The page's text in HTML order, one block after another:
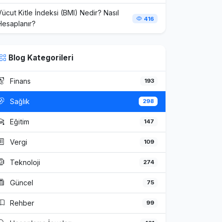
Kitle İndeksi (BMI) Nedir? Nasıl
416
Blog Kategorileri
Finans 193
Sağlık 298
Eğitim 147
Vergi 109
Teknoloji 274
Güncel 75
Rehber 99